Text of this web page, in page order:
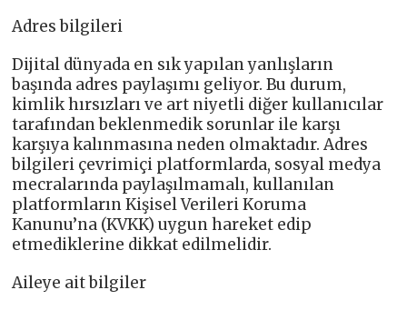
Adres bilgileri
Dijital dünyada en sık yapılan yanlışların
başında adres paylaşımı geliyor. Bu durum,
kimlik hırsızları ve art niyetli diğer kullanıcılar
tarafından beklenmedik sorunlar ile karşı
karşıya kalınmasına neden olmaktadır. Adres
bilgileri çevrimiçi platformlarda, sosyal medya
mecralarında paylaşılmamalı, kullanılan
platformların Kişisel Verileri Koruma
Kanunu’na (KVKK) uygun hareket edip
etmediklerine dikkat edilmelidir.
Aileye ait bilgiler